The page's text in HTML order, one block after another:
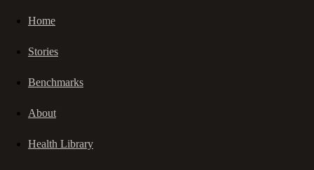
Home
Stories
Benchmarks
About
Health Library